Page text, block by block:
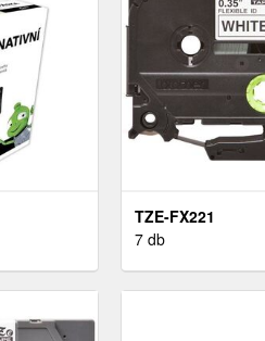
TZE-FX221
7 db